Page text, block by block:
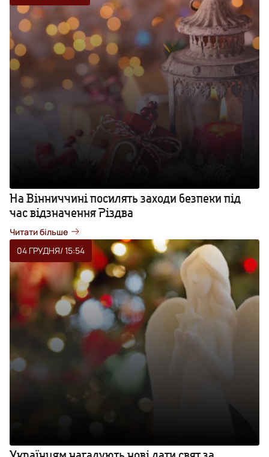
На Вінниччині посилять заходи безпеки під
час відзначення Різдва
Читати більше
04 ГРУДНЯ/ 15:54